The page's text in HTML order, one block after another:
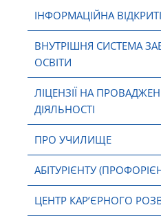
ІНФОРМАЦІЙНА
ВНУТРІШНЯ СИСТЕМА
ОСВІТИ
ЛІЦЕНЗІЇ НА
ДІЯЛЬНОСТІ
ПРО УЧИЛИЩЕ
АБІТУРІЄНТУ
ЦЕНТР КАР’ЄРНОГО